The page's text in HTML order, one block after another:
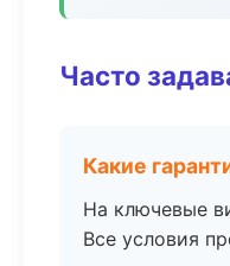
Часто
Какие
На ключевые
Все условия